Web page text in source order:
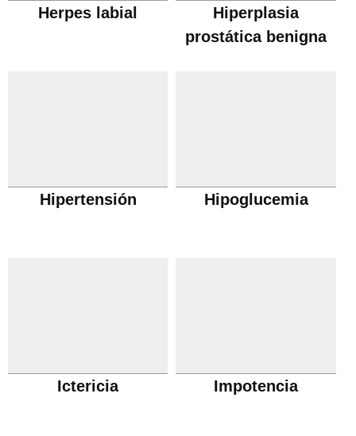
Herpes labial
Hiperplasia
prostática benigna
Hipertensión Hipoglucemia
Ictericia Impotencia